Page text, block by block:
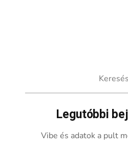
Legutóbbi
Vibe és adatok a pult